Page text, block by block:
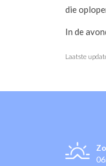
die
In de
Laatste